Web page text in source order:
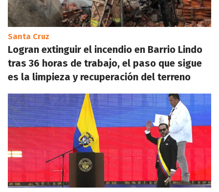
Santa Cruz
Logran extinguir el incendio en Barrio Lindo
tras 36 horas de trabajo, el paso que sigue
es la limpieza y recuperación del terreno